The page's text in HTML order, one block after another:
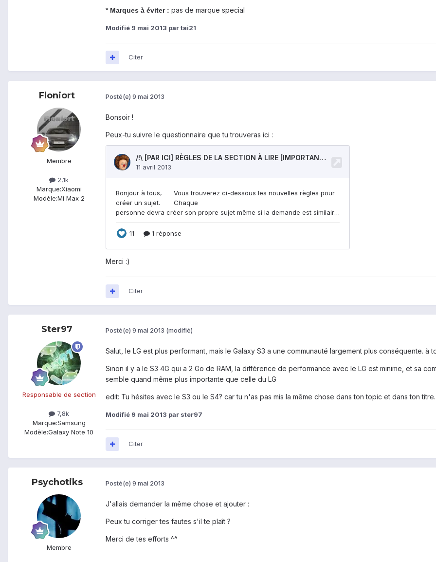
* Marques à éviter : pas de marque special
Modifié 9 mai 2013 par tai21
Citer
Floniort
Membre
2,1k
Marque:Xiaomi
Modèle:Mi Max 2
Posté(e) 9 mai 2013
Bonsoir !
Peux-tu suivre le questionnaire que tu trouveras ici :
Merci :)
Citer
Ster97
Responsable de section
7,8k
Marque:Samsung
Modèle:Galaxy Note 10
Posté(e) 9 mai 2013 (modifié)
Salut, le LG est plus performant, mais le Galaxy S3 a une communauté largement plus conséquente. à
Sinon il y a le S3 4G qui a 2 Go de RAM, la différence de performance avec le LG est minime, et sa
semble quand même plus importante que celle du LG
edit: Tu hésites avec le S3 ou le S4? car tu n'as pas mis la même chose dans ton topic et dans ton
Modifié 9 mai 2013 par ster97
Citer
Psychotiks
Membre
Posté(e) 9 mai 2013
J'allais demander la même chose et ajouter :
Peux tu corriger tes fautes s'il te plaît ?
Merci de tes efforts ^^